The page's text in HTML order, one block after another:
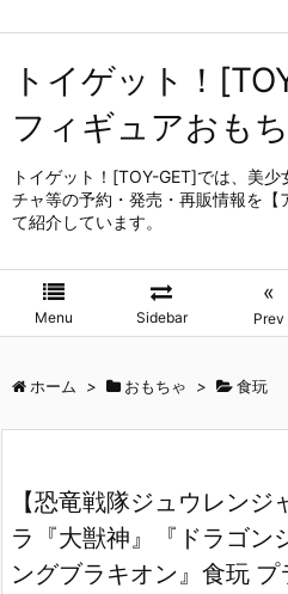
トイゲット！
フィギュアおも
トイゲット！[TOY-GET]では、美
チャ等の予約・発売・再販情報を【
て紹介しています。
Menu Sidebar
«
Prev
ホーム > おもちゃ > 食玩
【恐竜戦隊ジュウレン
ラ『大獣神』『ドラゴン
ングブラキオン』食玩 プ